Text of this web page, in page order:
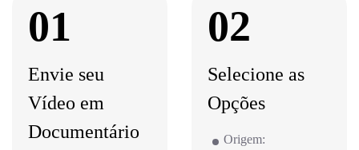
01
Envie seu
Vídeo em
Documentário
02
Selecione as
Opções
Origem: